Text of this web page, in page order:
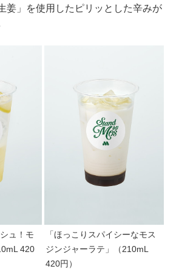
姜」を使用したピリッとした辛みが
ュ！モ
420
「ほっこりスパイシーなモス
ジンジャーラテ」（210mL
420円）